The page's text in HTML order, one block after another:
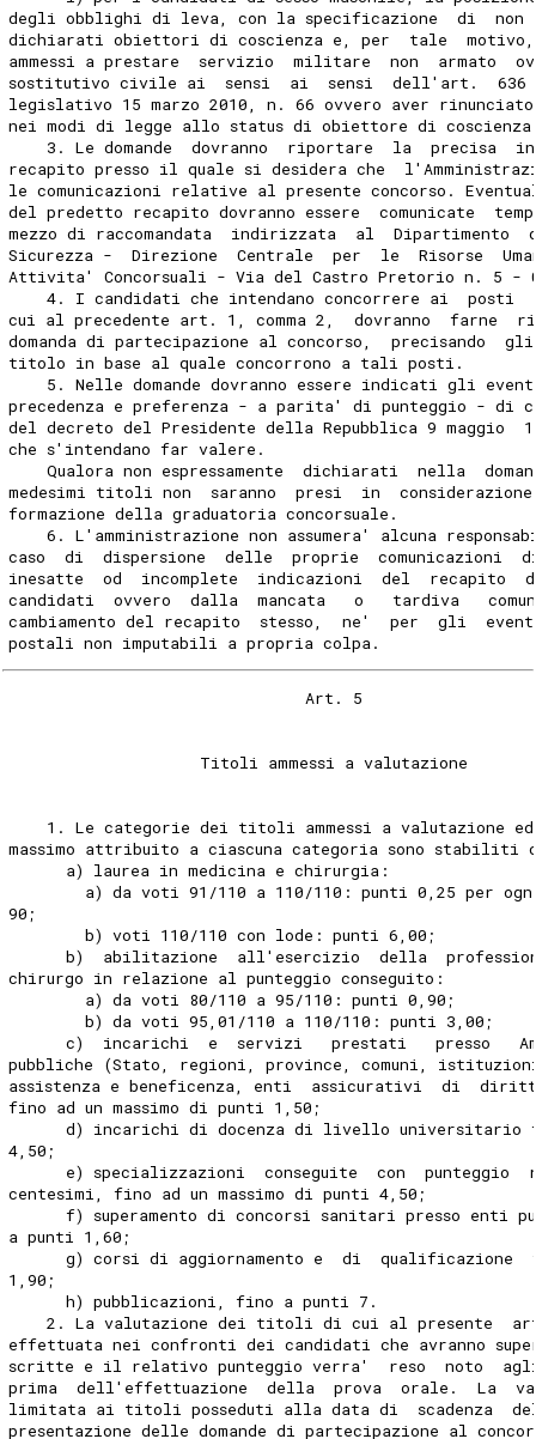
degli obblighi di leva, con la specificazione  di  non
dichiarati obiettori di coscienza e, per  tale
ammessi a prestare  servizio  militare  non  armato
sostitutivo civile ai  sensi  ai  sensi  dell'art.  636
legislativo 15 marzo 2010, n. 66 ovvero aver rinunciato
nei modi di legge allo status di obiettore di
3. Le domande  dovranno  riportare  la  precisa
recapito presso il quale si desidera che
le comunicazioni relative al presente concorso.
del predetto recapito dovranno essere  comunicate
mezzo di raccomandata  indirizzata  al  Dipartimento
Sicurezza -  Direzione  Centrale  per  le  Risorse
Attivita' Concorsuali - Via del Castro Pretorio n. 5 -
4. I candidati che intendano concorrere ai  posti
cui al precedente art. 1, comma 2,  dovranno  farne
domanda di partecipazione al concorso,  precisando
titolo in base al quale concorrono a tali posti.
5. Nelle domande dovranno essere indicati gli
precedenza e preferenza - a parita' di punteggio -
del decreto del Presidente della Repubblica 9 maggio
che s'intendano far valere.
Qualora non espressamente  dichiarati  nella
medesimi titoli non  saranno  presi  in
formazione della graduatoria concorsuale.
6. L'amministrazione non assumera' alcuna
caso  di  dispersione  delle  proprie  comunicazioni
inesatte  od  incomplete  indicazioni  del  recapito
candidati  ovvero  dalla  mancata   o   tardiva
cambiamento del recapito  stesso,  ne'  per  gli
postali non imputabili a propria colpa.
                               Art. 5
                    Titoli ammessi a valutazione
1. Le categorie dei titoli ammessi a valutazione
massimo attribuito a ciascuna categoria sono stabiliti
      a) laurea in medicina e chirurgia:
a) da voti 91/110 a 110/110: punti 0,25 per
90;
        b) voti 110/110 con lode: punti 6,00;
b)  abilitazione  all'esercizio  della
chirurgo in relazione al punteggio conseguito:
        a) da voti 80/110 a 95/110: punti 0,90;
        b) da voti 95,01/110 a 110/110: punti 3,00;
c)  incarichi  e  servizi   prestati   presso
pubbliche (Stato, regioni, province, comuni,
assistenza e beneficenza, enti  assicurativi  di
fino ad un massimo di punti 1,50;
d) incarichi di docenza di livello universitario
4,50;
e) specializzazioni  conseguite  con  punteggio
centesimi, fino ad un massimo di punti 4,50;
f) superamento di concorsi sanitari presso enti
a punti 1,60;
g) corsi di aggiornamento e  di  qualificazione
1,90;
      h) pubblicazioni, fino a punti 7.
2. La valutazione dei titoli di cui al presente
effettuata nei confronti dei candidati che avranno
scritte e il relativo punteggio verra'  reso  noto
prima  dell'effettuazione  della  prova  orale.  La
limitata ai titoli posseduti alla data di  scadenza
presentazione delle domande di partecipazione al